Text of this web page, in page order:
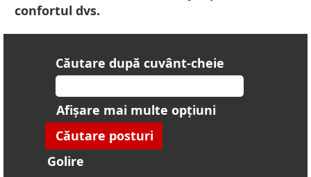
confortul dvs.
Căutare după cuvânt-cheie
Afișare mai multe opțiuni
Golire